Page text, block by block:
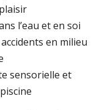
l’eau et en soi
en milieu
sensorielle et